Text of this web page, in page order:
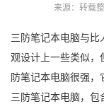
来源：转载
三防笔记本电脑与
观设计上一些类似，
防笔记本电脑很强
三防笔记本电脑，